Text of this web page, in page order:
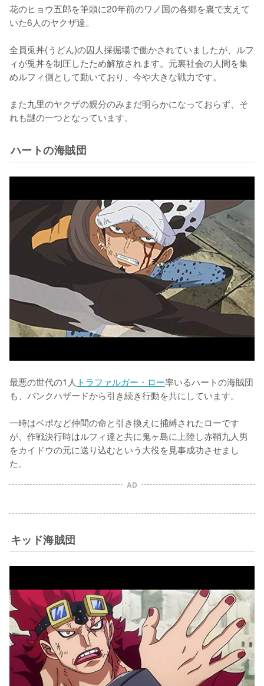
花のヒョウ五郎を筆頭に20年前のワノ国の各郷を裏で支えて
いた6人のヤクザ達。
全員兎丼(うどん)の囚人採掘場で働かされていましたが、ルフ
ィが兎丼を制圧したため解放されます。元裏社会の人間を集
めルフィ側として動いており、今や大きな戦力です。
また九里のヤクザの親分のみまだ明らかになっておらず、そ
れも謎の一つとなっています。
ハートの海賊団
最悪の世代の1人 トラファルガー・ロー率いるハートの海賊団
も、パンクハザードから引き続き行動を共にしています。
一時はベポなど仲間の命と引き換えに捕縛されたローです
が、作戦決行時はルフィ達と共に鬼ヶ島に上陸し赤鞘九人男
をカイドウの元に送り込むという大役を見事成功させまし
た。
AD
キッド海賊団